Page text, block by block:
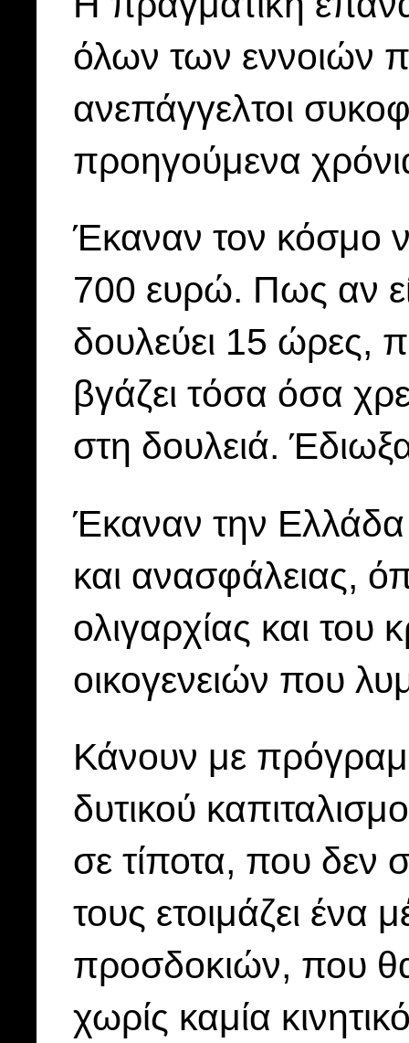
όλων των εννοιών
ανεπάγγελτοι
προηγούμενα
Έκαναν τον κόσμο
700 ευρώ. Πως αν
δουλεύει 15 ώρες,
βγάζει τόσα όσα
στη δουλειά.
Έκαναν την Ελλάδα
και ανασφάλειας,
ολιγαρχίας και του
οικογενειών που
Κάνουν με
δυτικού
σε τίποτα, που δεν
τους ετοιμάζει ένα
προσδοκιών, που
χωρίς καμία